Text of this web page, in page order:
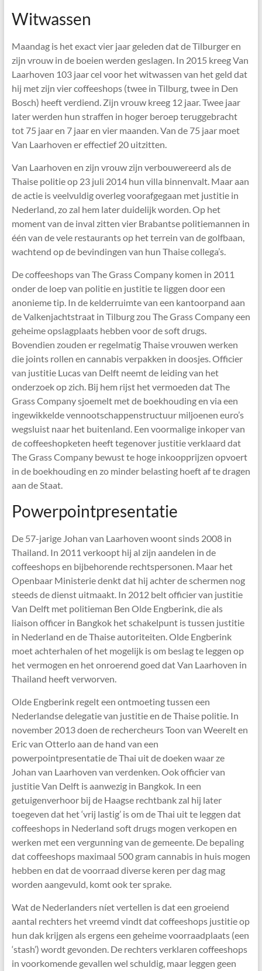
Witwassen
Maandag is het exact vier jaar geleden dat de Tilburger en
zijn vrouw in de boeien werden geslagen. In 2015 kreeg Van
Laarhoven 103 jaar cel voor het witwassen van het geld dat
hij met zijn vier coffeeshops (twee in Tilburg, twee in Den
Bosch) heeft verdiend. Zijn vrouw kreeg 12 jaar. Twee jaar
later werden hun straffen in hoger beroep teruggebracht
tot 75 jaar en 7 jaar en vier maanden. Van de 75 jaar moet
Van Laarhoven er effectief 20 uitzitten.
Van Laarhoven en zijn vrouw zijn verbouwereerd als de
Thaise politie op 23 juli 2014 hun villa binnenvalt. Maar aan
de actie is veelvuldig overleg voorafgegaan met justitie in
Nederland, zo zal hem later duidelijk worden. Op het
moment van de inval zitten vier Brabantse politiemannen in
één van de vele restaurants op het terrein van de golfbaan,
wachtend op de bevindingen van hun Thaise collega’s.
De coffeeshops van The Grass Company komen in 2011
onder de loep van politie en justitie te liggen door een
anonieme tip. In de kelderruimte van een kantoorpand aan
de Valkenjachtstraat in Tilburg zou The Grass Company een
geheime opslagplaats hebben voor de soft drugs.
Bovendien zouden er regelmatig Thaise vrouwen werken
die joints rollen en cannabis verpakken in doosjes. Officier
van justitie Lucas van Delft neemt de leiding van het
onderzoek op zich. Bij hem rijst het vermoeden dat The
Grass Company sjoemelt met de boekhouding en via een
ingewikkelde vennootschappenstructuur miljoenen euro’s
wegsluist naar het buitenland. Een voormalige inkoper van
de coffeeshopketen heeft tegenover justitie verklaard dat
The Grass Company bewust te hoge inkoopprijzen opvoert
in de boekhouding en zo minder belasting hoeft af te dragen
aan de Staat.
Powerpointpresentatie
De 57-jarige Johan van Laarhoven woont sinds 2008 in
Thailand. In 2011 verkoopt hij al zijn aandelen in de
coffeeshops en bijbehorende rechtspersonen. Maar het
Openbaar Ministerie denkt dat hij achter de schermen nog
steeds de dienst uitmaakt. In 2012 belt officier van justitie
Van Delft met politieman Ben Olde Engberink, die als
liaison officer in Bangkok het schakelpunt is tussen justitie
in Nederland en de Thaise autoriteiten. Olde Engberink
moet achterhalen of het mogelijk is om beslag te leggen op
het vermogen en het onroerend goed dat Van Laarhoven in
Thailand heeft verworven.
Olde Engberink regelt een ontmoeting tussen een
Nederlandse delegatie van justitie en de Thaise politie. In
november 2013 doen de rechercheurs Toon van Weerelt en
Eric van Otterlo aan de hand van een
powerpointpresentatie de Thai uit de doeken waar ze
Johan van Laarhoven van verdenken. Ook officier van
justitie Van Delft is aanwezig in Bangkok. In een
getuigenverhoor bij de Haagse rechtbank zal hij later
toegeven dat het ‘vrij lastig’ is om de Thai uit te leggen dat
coffeeshops in Nederland soft drugs mogen verkopen en
werken met een vergunning van de gemeente. De bepaling
dat coffeeshops maximaal 500 gram cannabis in huis mogen
hebben en dat de voorraad diverse keren per dag mag
worden aangevuld, komt ook ter sprake.
Wat de Nederlanders níet vertellen is dat een groeiend
aantal rechters het vreemd vindt dat coffeeshops justitie op
hun dak krijgen als ergens een geheime voorraadplaats (een
‘stash’) wordt gevonden. De rechters verklaren coffeeshops
in voorkomende gevallen wel schuldig, maar leggen geen